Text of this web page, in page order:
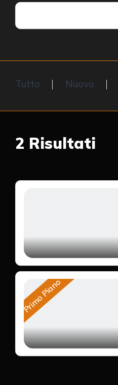
Tutto Nuovo
2 Risultati
Primo Piano